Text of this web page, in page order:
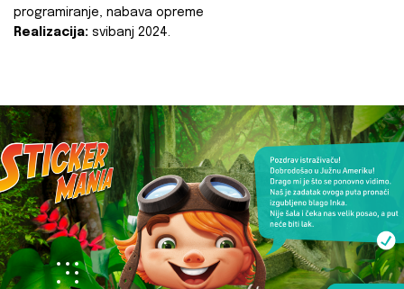
programiranje, nabava opreme
Realizacija: svibanj 2024.